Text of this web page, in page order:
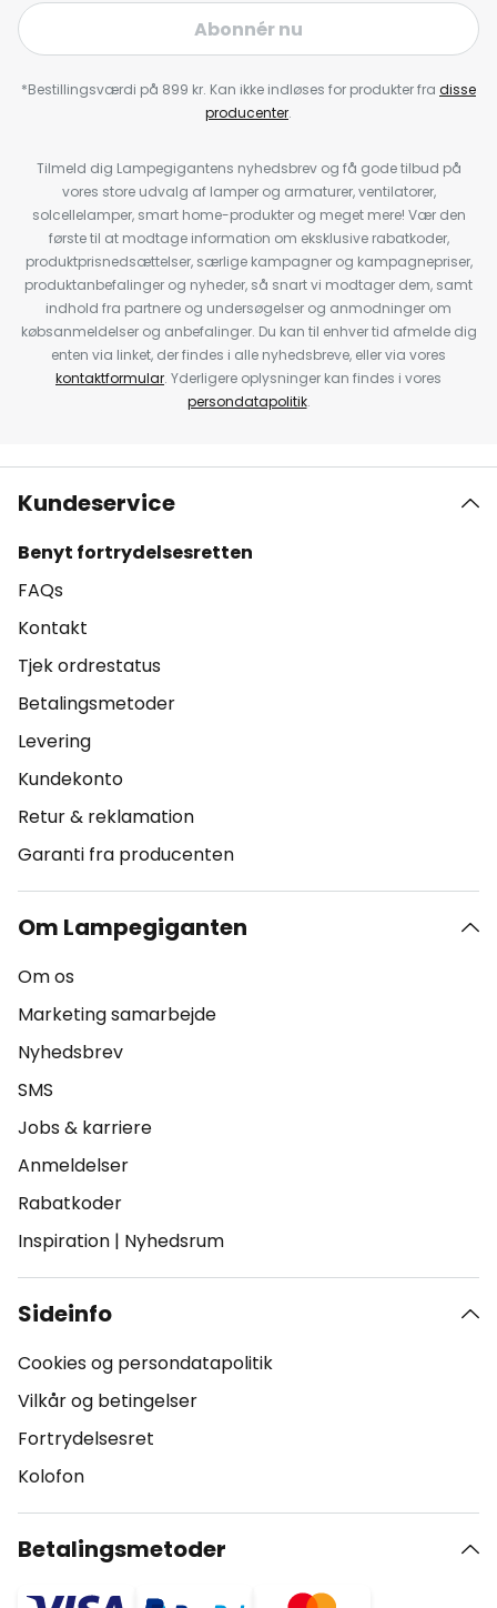
Abonnér nu
*Bestillingsværdi på 899 kr. Kan ikke indløses for produkter fra disse
producenter.
Tilmeld dig Lampegigantens nyhedsbrev og få gode tilbud på
vores store udvalg af lamper og armaturer, ventilatorer,
solcellelamper, smart home-produkter og meget mere! Vær den
første til at modtage information om eksklusive rabatkoder,
produktprisnedsættelser, særlige kampagner og kampagnepriser,
produktanbefalinger og nyheder, så snart vi modtager dem, samt
indhold fra partnere og undersøgelser og anmodninger om
købsanmeldelser og anbefalinger. Du kan til enhver tid afmelde dig
enten via linket, der findes i alle nyhedsbreve, eller via vores
kontaktformular. Yderligere oplysninger kan findes i vores
persondatapolitik.
Kundeservice
Benyt fortrydelsesretten
FAQs
Kontakt
Tjek ordrestatus
Betalingsmetoder
Levering
Kundekonto
Retur & reklamation
Garanti fra producenten
Om Lampegiganten
Om os
Marketing samarbejde
Nyhedsbrev
SMS
Jobs & karriere
Anmeldelser
Rabatkoder
Inspiration | Nyhedsrum
Sideinfo
Cookies og persondatapolitik
Vilkår og betingelser
Fortrydelsesret
Kolofon
Betalingsmetoder